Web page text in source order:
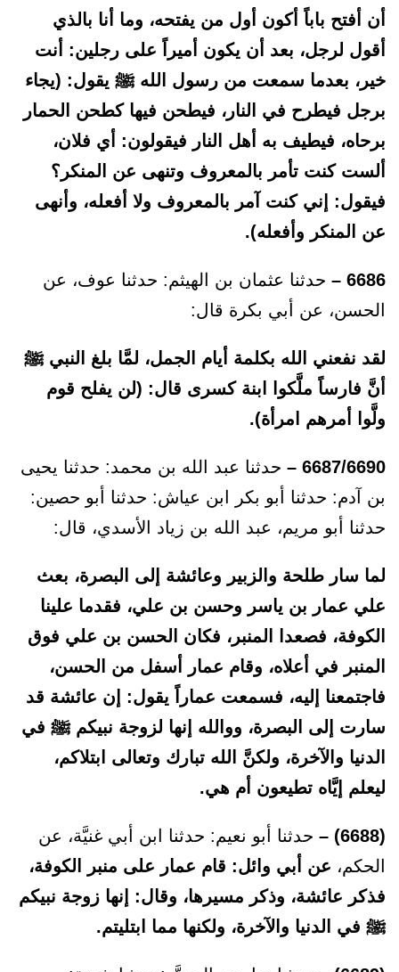
أن أفتح باباً أكون أول من يفتحه، وما أنا بالذي
أقول لرجل، بعد أن يكون أميراً على رجلين: أنت
خير، بعدما سمعت من رسول الله ﷺ يقول: (يجاء
برجل فيطرح في النار، فيطحن فيها كطحن الحمار
برحاه، فيطيف به أهل النار فيقولون: أي فلان،
ألست كنت تأمر بالمعروف وتنهى عن المنكر؟
فيقول: إني كنت آمر بالمعروف ولا أفعله، وأنهى
عن المنكر وأفعله).
6686 –
حدثنا عثمان بن الهيثم: حدثنا عوف، عن
الحسن، عن أبي بكرة قال:
لقد نفعني الله بكلمة أيام الجمل، لمَّا بلغ النبي ﷺ
أنَّ فارساً ملَّكوا ابنة كسرى قال: (لن يفلح قوم
ولَّوا أمرهم امرأة).
6687/6690 –
حدثنا عبد الله بن محمد: حدثنا يحيى
بن آدم: حدثنا أبو بكر ابن عياش: حدثنا أبو حصين:
حدثنا أبو مريم، عبد الله بن زياد الأسدي، قال:
لما سار طلحة والزبير وعائشة إلى البصرة، بعث
علي عمار بن ياسر وحسن بن علي، فقدما علينا
الكوفة، فصعدا المنبر، فكان الحسن بن علي فوق
المنبر في أعلاه، وقام عمار أسفل من الحسن،
فاجتمعنا إليه، فسمعت عماراً يقول: إن عائشة قد
سارت إلى البصرة، ووالله إنها لزوجة نبيكم ﷺ في
الدنيا والآخرة، ولكنَّ الله تبارك وتعالى ابتلاكم،
ليعلم إيَّاه تطيعون أم هي.
(6688) –
حدثنا أبو نعيم: حدثنا ابن أبي غنيَّة، عن
الحكم، عن أبي وائل: قام عمار على منبر الكوفة،
فذكر عائشة، وذكر مسيرها، وقال: إنها زوجة نبيكم
ﷺ في الدنيا والآخرة، ولكنها مما ابتليتم.